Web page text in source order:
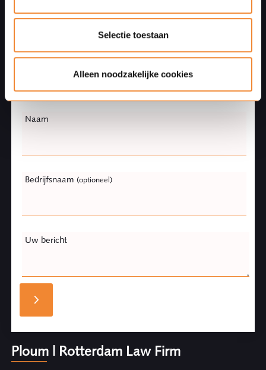
Selectie toestaan
Alleen noodzakelijke cookies
field
Telefoonnummer(optioneel)
Naam
Bedrijfsnaam (optioneel)
Uw bericht
Ploum | Rotterdam Law Firm